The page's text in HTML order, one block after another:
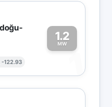
-122.93
1.2
MW
1